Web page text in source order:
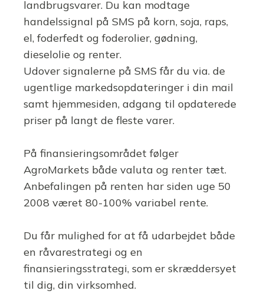
landbrugsvarer. Du kan modtage
handelssignal på SMS på korn, soja, raps,
el, foderfedt og foderolier, gødning,
dieselolie og renter.
Udover signalerne på SMS får du via. de
ugentlige markedsopdateringer i din mail
samt hjemmesiden, adgang til opdaterede
priser på langt de fleste varer.
På finansieringsområdet følger
AgroMarkets både valuta og renter tæt.
Anbefalingen på renten har siden uge 50
2008 været 80-100% variabel rente.
Du får mulighed for at få udarbejdet både
en råvarestrategi og en
finansieringsstrategi, som er skræddersyet
til dig, din virksomhed.